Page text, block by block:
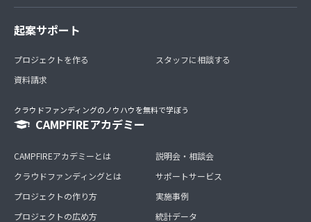
起案サポート
プロジェクトを作る
資料請求
スタッフに相談する
クラウドファンディングのノウハウを無料で学ぼう
CAMPFIREアカデミー
CAMPFIREアカデミーとは
クラウドファンディングとは
プロジェクトの作り方
プロジェクトの広め方
説明会・相談会
サポートサービス
実施事例
統計データ